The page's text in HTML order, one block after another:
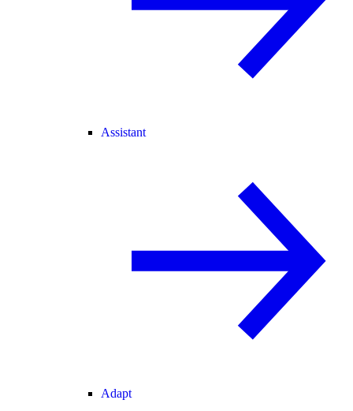
Assistant
Adapt